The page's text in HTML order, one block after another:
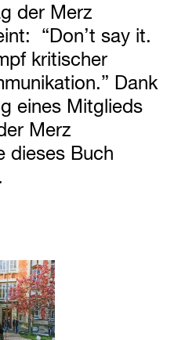
der Merz
“Don’t say it.
kritischer
Dank
eines Mitglieds
Merz
dieses Buch